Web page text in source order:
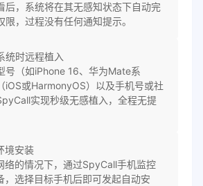
后，系统将在其无感知状态下自动完
限，过程没有任何通知提示。
统时远程植入
号（如iPhone 16、华为Mate系
iOS或HarmonyOS）以及手机号或社
实现秒级无感植入，全程无提
境安装
络的情况下，通过SpyCall手机监控
，选择目标手机后即可发起自动安